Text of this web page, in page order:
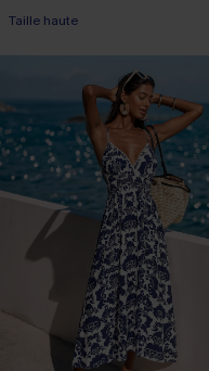
Taille haute